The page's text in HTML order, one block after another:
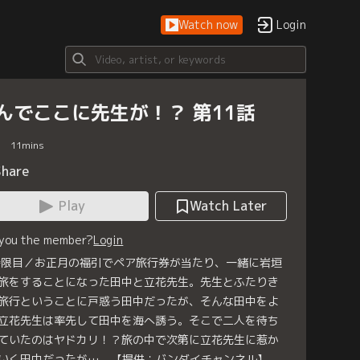
Watch now Login
でここに先生が！？ 第11話
11mins
Play
Watch Later
the member?Login
目／お正月の福引でペア旅行券が当たり、一緒に岩垣
をすることになった田中と立花先生。先生とふたりき
行ということに戸惑う田中だったが、そんな田中をよ
花先生は率先して田中を海へ誘う。そこで二人を待ち
いたのはヤドカリ！？旅の中で次第に立花先生に惹か